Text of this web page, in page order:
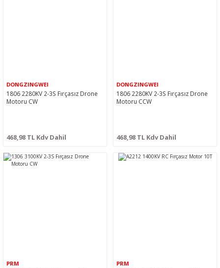
DONGZINGWEI
1806 2280KV 2-3S Fırçasız Drone
Motoru CW
468,98 TL Kdv Dahil
DONGZINGWEI
1806 2280KV 2-3S Fırçasız Drone
Motoru CCW
468,98 TL Kdv Dahil
PRM PRM